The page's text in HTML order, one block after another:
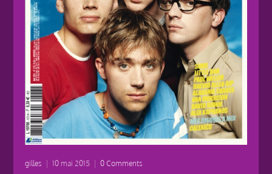
gilles 10 mai 2015 0 Comments